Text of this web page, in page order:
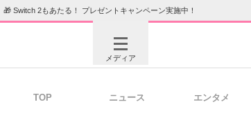
🎁 Switch 2もあたる！ プレゼントキャンペーン実施中！
メディア
TOP ニュース エンタメ